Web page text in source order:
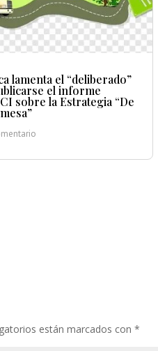
lamenta el “deliberado”
el informe
sobre la Estrategia “De
están marcados con*